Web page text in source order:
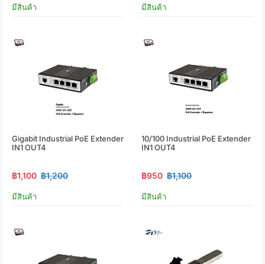
มีสินค้า มีสินค้า
Gigabit Industrial PoE Extender
IN1 OUT4
฿1,100 ฿1,200
มีสินค้า
10/100 Industrial PoE Extender
IN1 OUT4
฿950 ฿1,100
มีสินค้า